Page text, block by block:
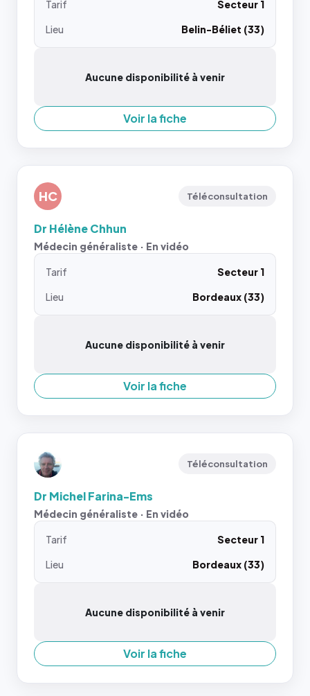
Tarif
Secteur 1
Lieu
Belin-Béliet (33)
Aucune disponibilité à venir
Voir la fiche
HC Téléconsultation
Dr Hélène Chhun
Médecin généraliste · En vidéo
Tarif
Secteur 1
Lieu
Bordeaux (33)
Aucune disponibilité à venir
Voir la fiche
Téléconsultation
Dr Michel Farina-Ems
Médecin généraliste · En vidéo
Tarif
Secteur 1
Lieu
Bordeaux (33)
Aucune disponibilité à venir
Voir la fiche